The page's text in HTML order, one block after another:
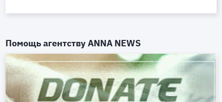
Помощь агентствуANNA NEWS